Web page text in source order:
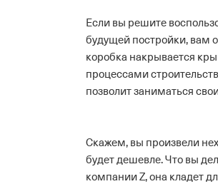
Если вы решите
будущей постройки, вам
коробка накрывается
процессами
позволит заниматься
Скажем, вы произвели
будет дешевле. Что вы
компании Z, она кладет